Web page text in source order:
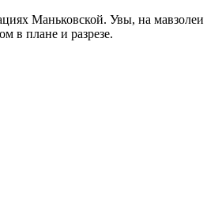
Маньковской. Увы, на
в плане и разрезе.